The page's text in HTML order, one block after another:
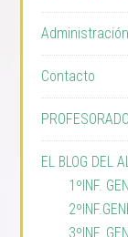
Administración
Contacto
PROFESORADO
EL BLOG DEL
1ºINF.
3ºINF.